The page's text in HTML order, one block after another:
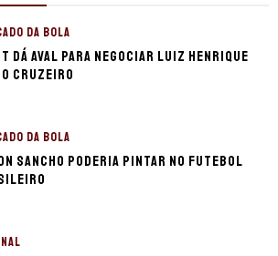
DA BOLA
dá aval para negociar Luiz Henrique
o Cruzeiro
DA BOLA
Sancho poderia pintar no futebol